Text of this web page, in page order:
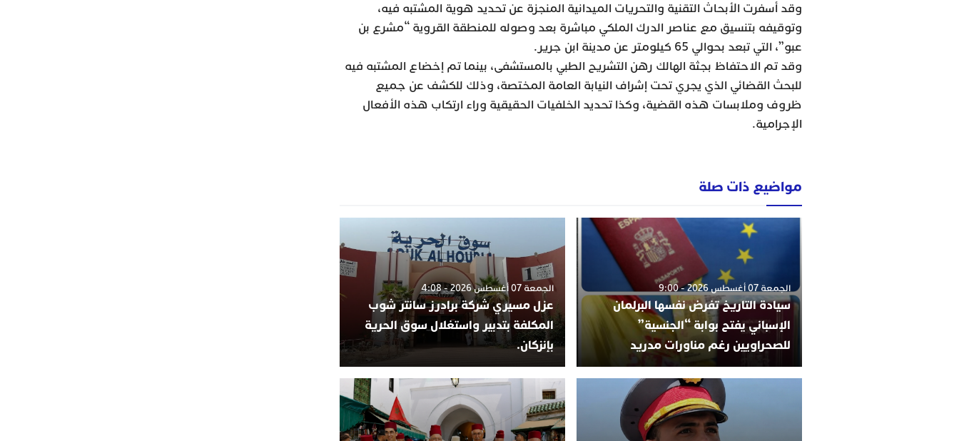
وقد أسفرت الأبحاث التقنية والتحريات الميدانية المنجزة عن تحديد هوية المشتبه فيه،
وتوقيفه بتنسيق مع عناصر الدرك الملكي مباشرة بعد وصوله للمنطقة القروية “مشرع بن
عبو”، التي تبعد بحوالي 65 كيلومتر عن مدينة ابن جرير.
وقد تم الاحتفاظ بجثة الهالك رهن التشريح الطبي بالمستشفى، بينما تم إخضاع المشتبه فيه
للبحث القضائي الذي يجري تحت إشراف النيابة العامة المختصة، وذلك للكشف عن جميع
ظروف وملابسات هذه القضية، وكذا تحديد الخلفيات الحقيقية وراء ارتكاب هذه الأفعال
الإجرامية.
مواضيع ذات صلة
الجمعة 07 أغسطس 2026 - 9:00
سيادة التاريخ تفرض نفسها البرلمان
الإسباني يفتح بوابة “الجنسية”
للصحراويين رغم مناورات مدريد
الجمعة 07 أغسطس 2026 - 4:08
عزل مسيري شركة برادرز سانتر شوب
المكلفة بتدبير واستغلال سوق الحرية
بإنزكان.